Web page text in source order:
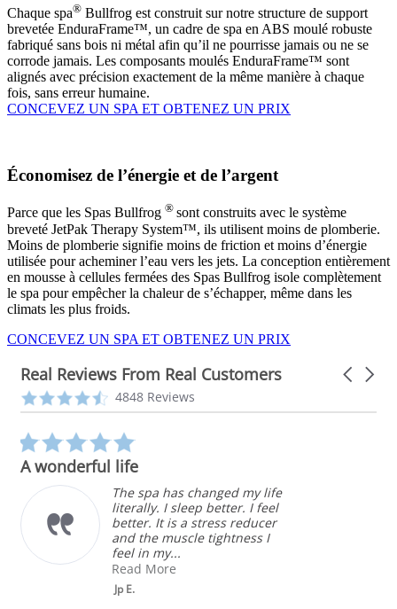
Chaque spa® Bullfrog est construit sur notre structure de support
brevetée EnduraFrame™, un cadre de spa en ABS moulé robuste
fabriqué sans bois ni métal afin qu’il ne pourrisse jamais ou ne se
corrode jamais. Les composants moulés EnduraFrame™ sont
alignés avec précision exactement de la même manière à chaque
fois, sans erreur humaine.
CONCEVEZ UN SPA ET OBTENEZ UN PRIX
Économisez de l’énergie et de l’argent
Parce que les Spas Bullfrog ® sont construits avec le système
breveté JetPak Therapy System™, ils utilisent moins de plomberie.
Moins de plomberie signifie moins de friction et moins d’énergie
utilisée pour acheminer l’eau vers les jets. La conception entièrement
en mousse à cellules fermées des Spas Bullfrog isole complètement
le spa pour empêcher la chaleur de s’échapper, même dans les
climats les plus froids.
CONCEVEZ UN SPA ET OBTENEZ UN PRIX
Real Reviews From Real Customers
Reviews
carousel
Carousel
4.3
star
4848 Reviews
rating
A wonderful life
The spa has changed my life
literally. I sleep better. I feel
better. It is a stress reducer
and the muscle tightness I
feel in my...
Read More
Jp E.